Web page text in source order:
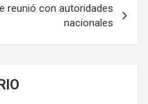
reunió con autoridades
nacionales